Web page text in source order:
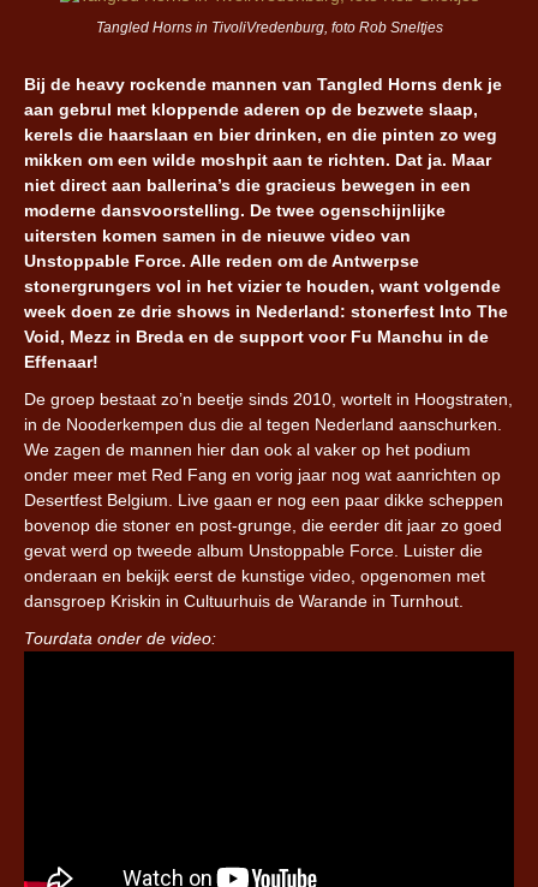
Tangled Horns in TivoliVredenburg, foto Rob Sneltjes
Bij de heavy rockende mannen van Tangled Horns denk je
aan gebrul met kloppende aderen op de bezwete slaap,
kerels die haarslaan en bier drinken, en die pinten zo weg
mikken om een wilde moshpit aan te richten. Dat ja. Maar
niet direct aan ballerina’s die gracieus bewegen in een
moderne dansvoorstelling. De twee ogenschijnlijke
uitersten komen samen in de nieuwe video van
Unstoppable Force. Alle reden om de Antwerpse
stonergrungers vol in het vizier te houden, want volgende
week doen ze drie shows in Nederland: stonerfest Into The
Void, Mezz in Breda en de support voor Fu Manchu in de
Effenaar!
De groep bestaat zo’n beetje sinds 2010, wortelt in Hoogstraten,
in de Nooderkempen dus die al tegen Nederland aanschurken.
We zagen de mannen hier dan ook al vaker op het podium
onder meer met Red Fang en vorig jaar nog wat aanrichten op
Desertfest Belgium. Live gaan er nog een paar dikke scheppen
bovenop die stoner en post-grunge, die eerder dit jaar zo goed
gevat werd op tweede album Unstoppable Force. Luister die
onderaan en bekijk eerst de kunstige video, opgenomen met
dansgroep Kriskin in Cultuurhuis de Warande in Turnhout.
Tourdata onder de video: